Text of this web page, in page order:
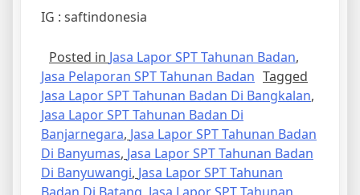
IG : saftindonesia
Posted in Jasa Lapor SPT Tahunan Badan,
Jasa Pelaporan SPT Tahunan Badan Tagged
Jasa Lapor SPT Tahunan Badan Di Bangkalan,
Jasa Lapor SPT Tahunan Badan Di
Banjarnegara, Jasa Lapor SPT Tahunan Badan
Di Banyumas, Jasa Lapor SPT Tahunan Badan
Di Banyuwangi, Jasa Lapor SPT Tahunan